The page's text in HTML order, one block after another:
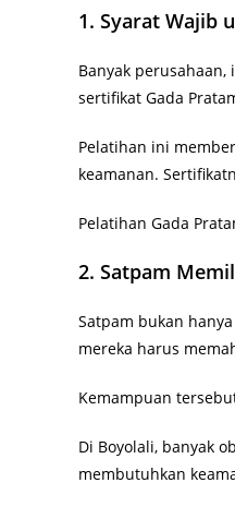
1. Syarat Wajib
Banyak
sertifikat Gada
Pelatihan ini
keamanan.
Pelatihan Gada
2. Satpam
Satpam bukan
mereka harus
Kemampuan
Di Boyolali, banyak
membutuhkan